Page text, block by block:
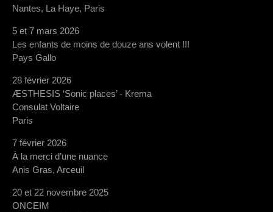
Nantes, La Haye, Paris
5 et 7 mars 2026
Les enfants de moins de douze ans volent !!!
Pays Gallo
28 février 2026
ÆSTHESIS ‘Sonic places’ - Krema
Consulat Voltaire
Paris
7 février 2026
À la merci d’une nuance
Anis Gras, Arceuil
20 et 22 novembre 2025
ONCEIM